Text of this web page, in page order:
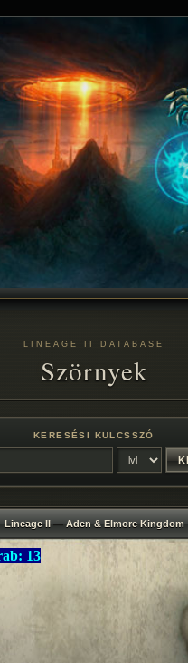
LINEAGE II DATABASE
Szörnyek
KERESÉSI KULCSSZÓ
Lineage II — Aden & Elmore Kingdom